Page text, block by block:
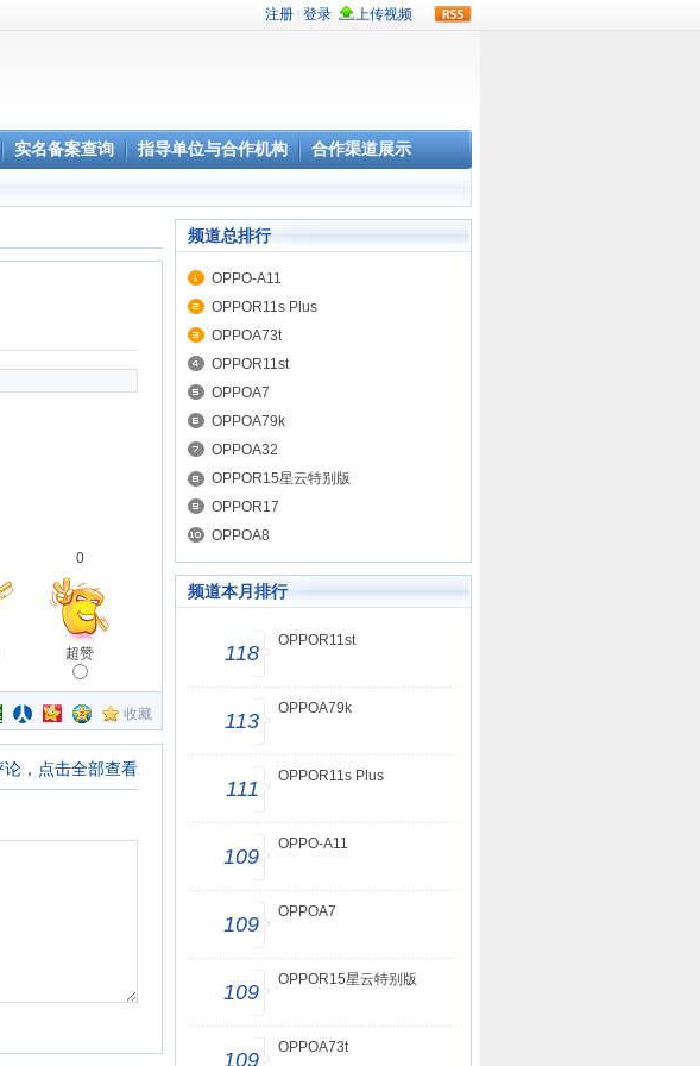
实名备案查询 指导单位与合作机构 合作渠道展示
0
超赞
收藏
频道总排行
OPPO-A11
OPPOR11s Plus
OPPOA73t
OPPOR11st
OPPOA7
OPPOA79k
OPPOA32
OPPOR15星云特别版
OPPOR17
OPPOA8
频道本月排行
118
OPPOR11st
113
OPPOA79k
111
OPPOR11s Plus
109
OPPO-A11
109
OPPOA7
109
OPPOR15星云特别版
109
OPPOA73t